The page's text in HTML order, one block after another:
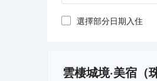
選擇部分日期入住
雲棲城境·美宿（